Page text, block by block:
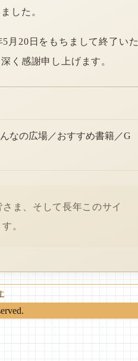
した。
月20日をもちまして終了いた
く感謝申し上げます。
なの広場／おすすめ書籍／G
ま、そして長年このサイ
。